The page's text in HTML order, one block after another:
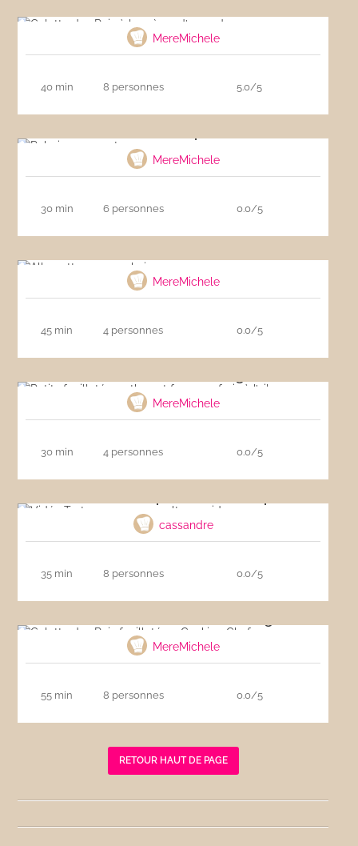
MereMichele
40 min 8 personnes 5.0/5
MereMichele
30 min 6 personnes 0.0/5
MereMichele
45 min 4 personnes 0.0/5
MereMichele
30 min 4 personnes 0.0/5
cassandre
35 min 8 personnes 0.0/5
MereMichele
55 min 8 personnes 0.0/5
RETOUR HAUT DE PAGE